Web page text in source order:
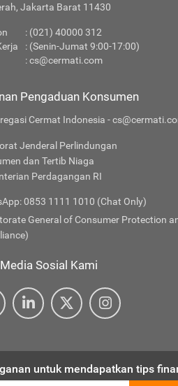
Jakarta Barat 11430
: (021) 40000 312
: (Senin-Jumat 9:00-17:00)
:cs@cermati.com
Pengaduan Konsumen
Cermat Indonesia -
Jenderal Perlindungan
dan Tertib Niaga
Perdagangan RI
0853 1111 1010 (Chat Only)
General of Consumer Protection
Sosial Kami
untuk mendapatkan tips